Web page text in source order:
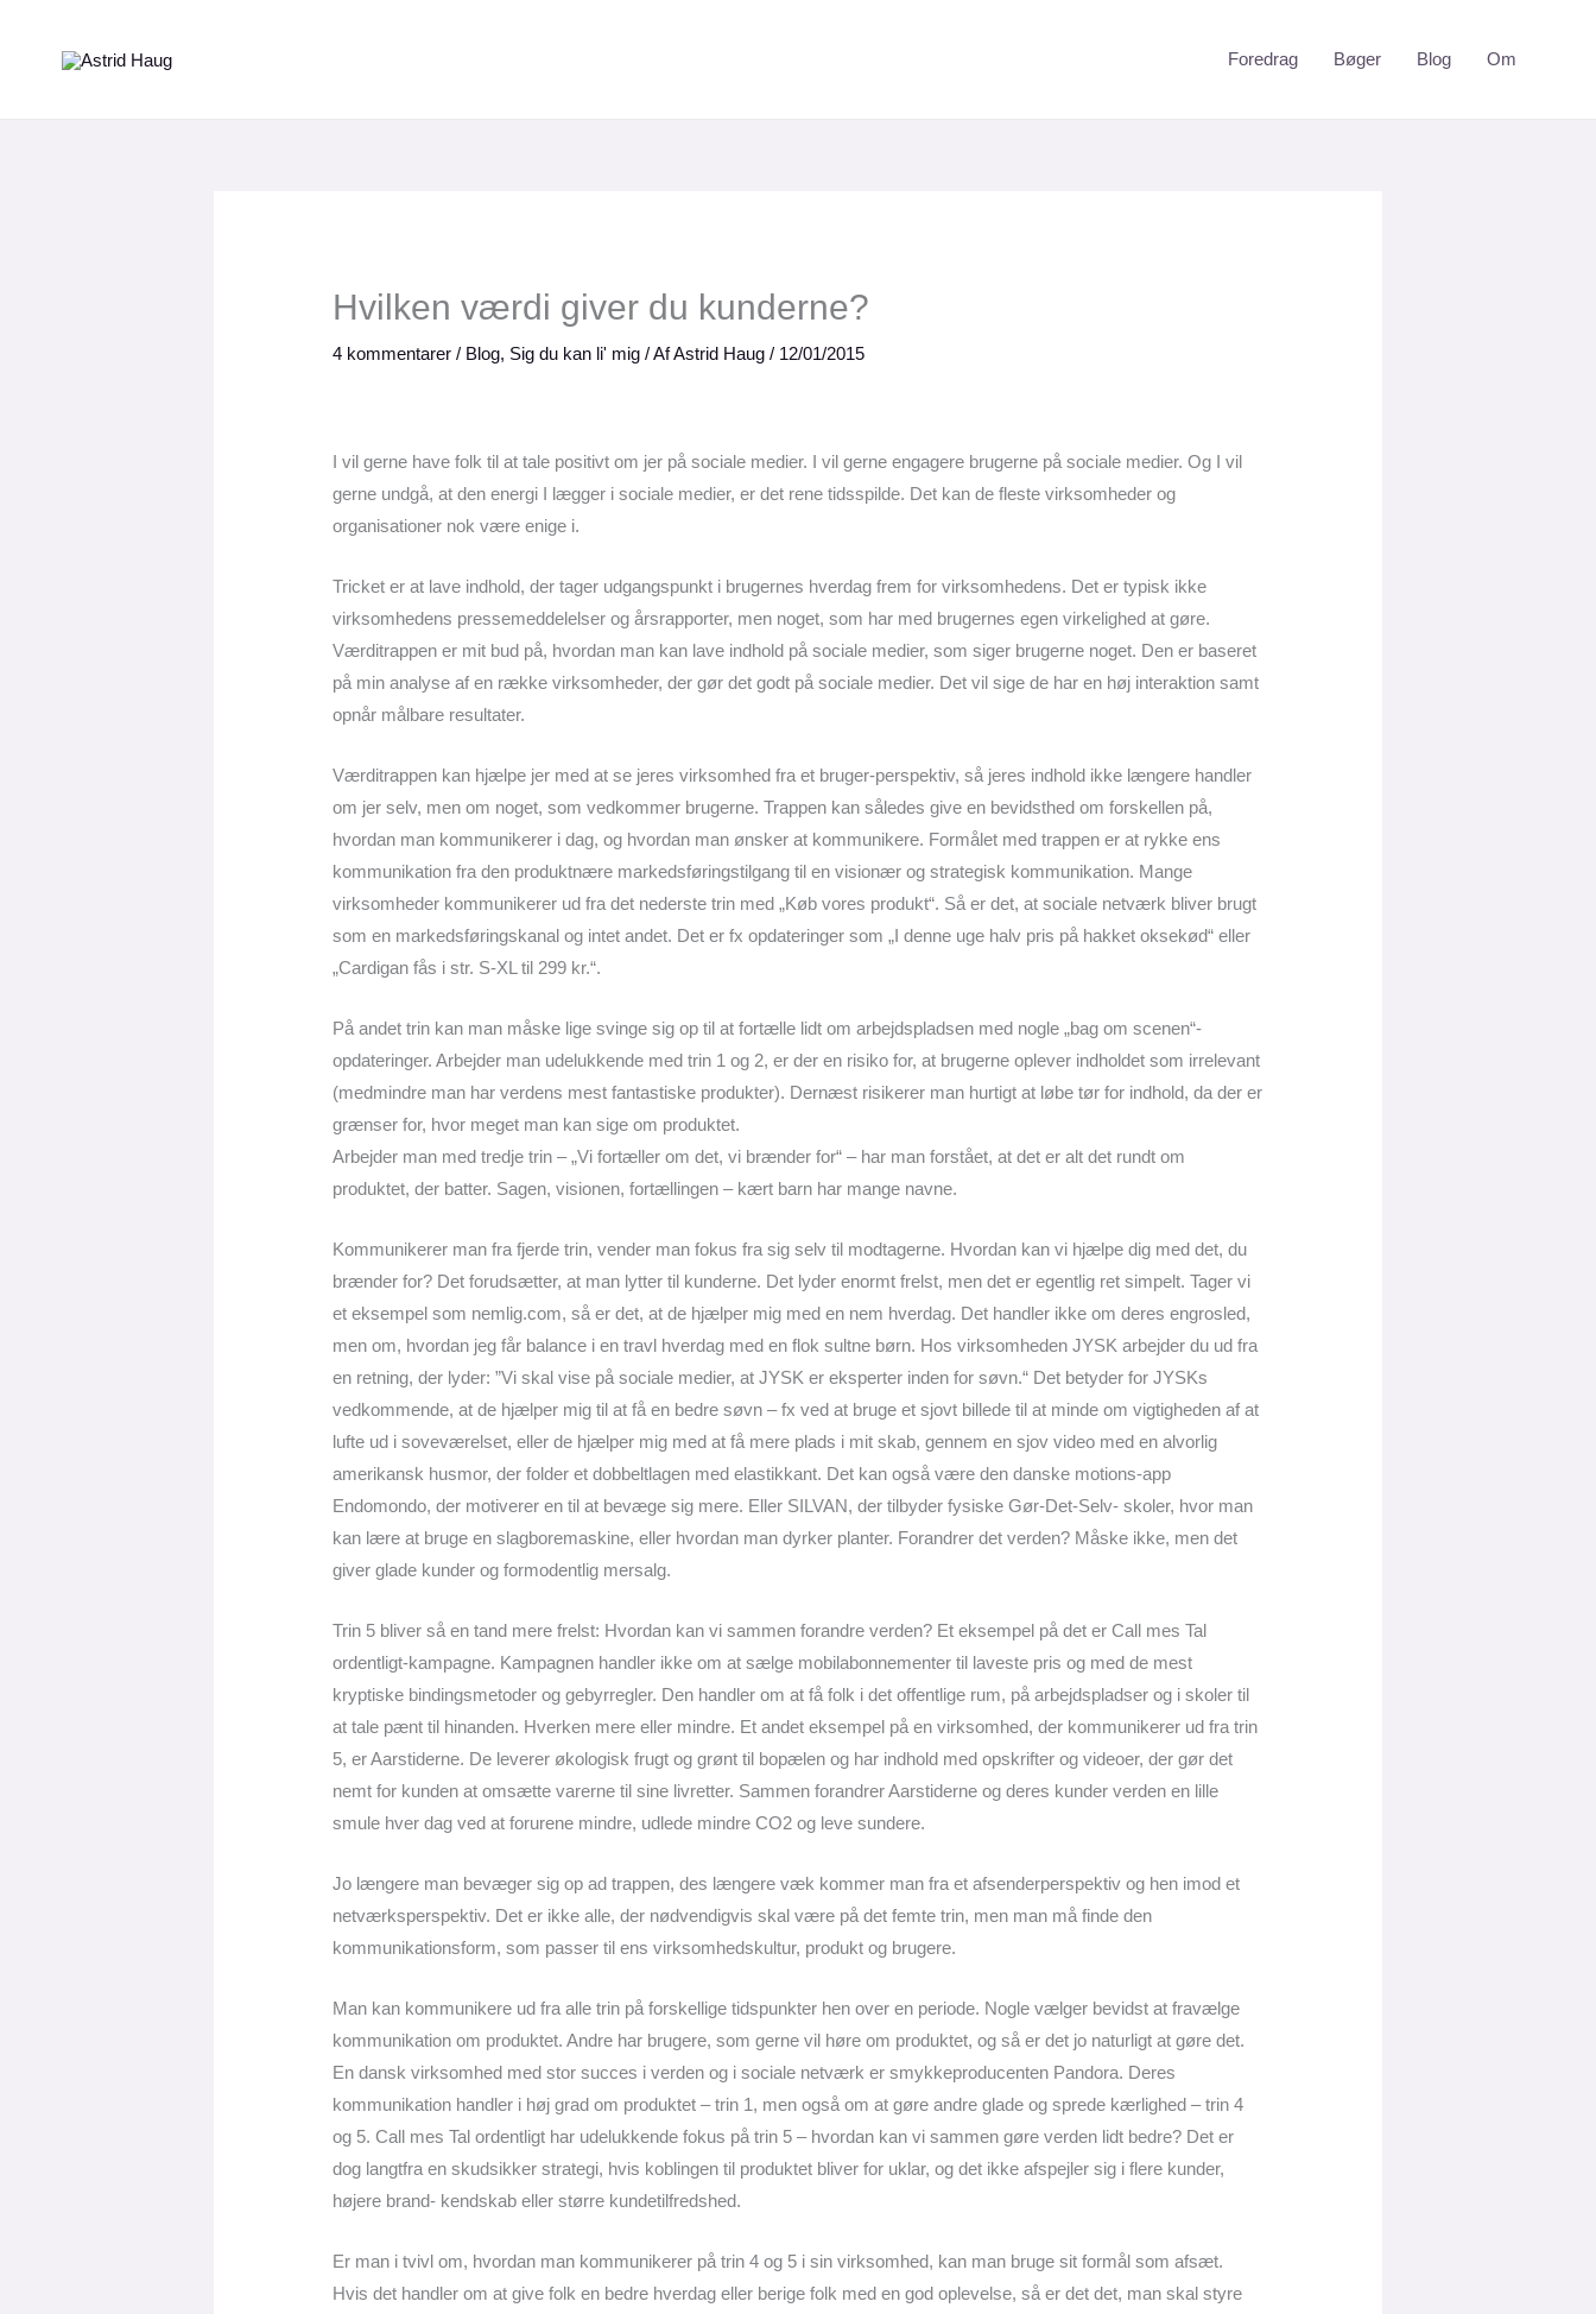
Foredrag Bøger Blog Om
Hvilken værdi giver du kunderne?
4 kommentarer / Blog, Sig du kan li' mig / AfAstrid Haug/ 12/01/2015
I vil gerne have folk til at tale positivt om jer på sociale medier. I vil gerne engagere brugerne på sociale medier. Og I vil
gerne undgå, at den energi I lægger i sociale medier, er det rene tidsspilde. Det kan de fleste virksomheder og
organisationer nok være enige i.
Tricket er at lave indhold, der tager udgangspunkt i brugernes hverdag frem for virksomhedens. Det er typisk ikke
virksomhedens pressemeddelelser og årsrapporter, men noget, som har med brugernes egen virkelighed at gøre.
Værditrappen er mit bud på, hvordan man kan lave indhold på sociale medier, som siger brugerne noget. Den er baseret
på min analyse af en række virksomheder, der gør det godt på sociale medier. Det vil sige de har en høj interaktion samt
opnår målbare resultater.
Værditrappen kan hjælpe jer med at se jeres virksomhed fra et bruger-perspektiv, så jeres indhold ikke længere handler
om jer selv, men om noget, som vedkommer brugerne. Trappen kan således give en bevidsthed om forskellen på,
hvordan man kommunikerer i dag, og hvordan man ønsker at kommunikere. Formålet med trappen er at rykke ens
kommunikation fra den produktnære markedsføringstilgang til en visionær og strategisk kommunikation. Mange
virksomheder kommunikerer ud fra det nederste trin med „Køb vores produkt“. Så er det, at sociale netværk bliver brugt
som en markedsføringskanal og intet andet. Det er fx opdateringer som „I denne uge halv pris på hakket oksekød“ eller
„Cardigan fås i str. S-XL til 299 kr.“.
På andet trin kan man måske lige svinge sig op til at fortælle lidt om arbejdspladsen med nogle „bag om scenen“-
opdateringer. Arbejder man udelukkende med trin 1 og 2, er der en risiko for, at brugerne oplever indholdet som irrelevant
(medmindre man har verdens mest fantastiske produkter). Dernæst risikerer man hurtigt at løbe tør for indhold, da der er
grænser for, hvor meget man kan sige om produktet.
Arbejder man med tredje trin – „Vi fortæller om det, vi brænder for“ – har man forstået, at det er alt det rundt om
produktet, der batter. Sagen, visionen, fortællingen – kært barn har mange navne.
Kommunikerer man fra fjerde trin, vender man fokus fra sig selv til modtagerne. Hvordan kan vi hjælpe dig med det, du
brænder for? Det forudsætter, at man lytter til kunderne. Det lyder enormt frelst, men det er egentlig ret simpelt. Tager vi
et eksempel som nemlig.com, så er det, at de hjælper mig med en nem hverdag. Det handler ikke om deres engrosled,
men om, hvordan jeg får balance i en travl hverdag med en flok sultne børn. Hos virksomheden JYSK arbejder du ud fra
en retning, der lyder: ”Vi skal vise på sociale medier, at JYSK er eksperter inden for søvn.“ Det betyder for JYSKs
vedkommende, at de hjælper mig til at få en bedre søvn – fx ved at bruge et sjovt billede til at minde om vigtigheden af at
lufte ud i soveværelset, eller de hjælper mig med at få mere plads i mit skab, gennem en sjov video med en alvorlig
amerikansk husmor, der folder et dobbeltlagen med elastikkant. Det kan også være den danske motions-app
Endomondo, der motiverer en til at bevæge sig mere. Eller SILVAN, der tilbyder fysiske Gør-Det-Selv- skoler, hvor man
kan lære at bruge en slagboremaskine, eller hvordan man dyrker planter. Forandrer det verden? Måske ikke, men det
giver glade kunder og formodentlig mersalg.
Trin 5 bliver så en tand mere frelst: Hvordan kan vi sammen forandre verden? Et eksempel på det er Call mes Tal
ordentligt-kampagne. Kampagnen handler ikke om at sælge mobilabonnementer til laveste pris og med de mest
kryptiske bindingsmetoder og gebyrregler. Den handler om at få folk i det offentlige rum, på arbejdspladser og i skoler til
at tale pænt til hinanden. Hverken mere eller mindre. Et andet eksempel på en virksomhed, der kommunikerer ud fra trin
5, er Aarstiderne. De leverer økologisk frugt og grønt til bopælen og har indhold med opskrifter og videoer, der gør det
nemt for kunden at omsætte varerne til sine livretter. Sammen forandrer Aarstiderne og deres kunder verden en lille
smule hver dag ved at forurene mindre, udlede mindre CO2 og leve sundere.
Jo længere man bevæger sig op ad trappen, des længere væk kommer man fra et afsenderperspektiv og hen imod et
netværksperspektiv. Det er ikke alle, der nødvendigvis skal være på det femte trin, men man må finde den
kommunikationsform, som passer til ens virksomhedskultur, produkt og brugere.
Man kan kommunikere ud fra alle trin på forskellige tidspunkter hen over en periode. Nogle vælger bevidst at fravælge
kommunikation om produktet. Andre har brugere, som gerne vil høre om produktet, og så er det jo naturligt at gøre det.
En dansk virksomhed med stor succes i verden og i sociale netværk er smykkeproducenten Pandora. Deres
kommunikation handler i høj grad om produktet – trin 1, men også om at gøre andre glade og sprede kærlighed – trin 4
og 5. Call mes Tal ordentligt har udelukkende fokus på trin 5 – hvordan kan vi sammen gøre verden lidt bedre? Det er
dog langtfra en skudsikker strategi, hvis koblingen til produktet bliver for uklar, og det ikke afspejler sig i flere kunder,
højere brand- kendskab eller større kundetilfredshed.
Er man i tvivl om, hvordan man kommunikerer på trin 4 og 5 i sin virksomhed, kan man bruge sit formål som afsæt.
Hvis det handler om at give folk en bedre hverdag eller berige folk med en god oplevelse, så er det det, man skal styre